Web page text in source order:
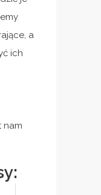
a
ich
nam